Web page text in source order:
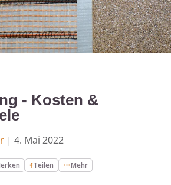
- Kosten &
| 4. Mai 2022
Teilen Mehr